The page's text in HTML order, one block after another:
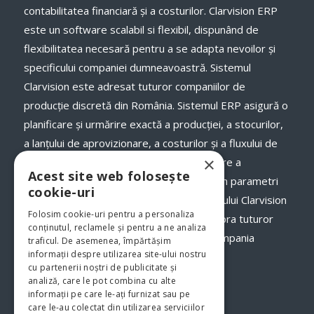
contabilitatea financiară și a costurilor. Clarvision ERP
este un software scalabil si flexibil, dispunând de
flexibilitatea necesară pentru a se adapta nevoilor și
specificului companiei dumneavoastră. Sistemul
Clarvision este adresat tuturor companiilor de
producție discretă din România. Sistemul ERP asigură o
planificare și urmărire exactă a producției, a stocurilor,
a lanţului de aprovizionare, a costurilor și a fluxului de
numerar, a termenelor de livrare și onorare a
comenzilor către clienții dumneavoastră, în parametri
optimi. Odată cu implementarea programului Clarvision
veți avea o imagine clară, în timp real asupra tuturor
proceselor şi fluxurilor de activităţi din compania
dumneavoastră.www.clarvision.ro
Str.Nicolae Titulescu 6, Bistrita
×
Acest site web folosește
cookie-uri
Folosim cookie-uri pentru a personaliza
conținutul, reclamele și pentru a ne analiza
traficul. De asemenea, împărtășim
informații despre utilizarea site-ului nostru
cu partenerii noștri de publicitate și
analiză, care le pot combina cu alte
informații pe care le-ați furnizat sau pe
care le-au colectat din utilizarea serviciilor